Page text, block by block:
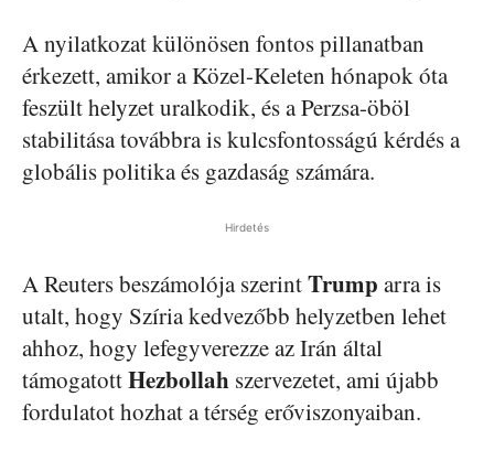
A nyilatkozat különösen fontos pillanatban
érkezett, amikor a Közel-Keleten hónapok óta
feszült helyzet uralkodik, és a Perzsa-öböl
stabilitása továbbra is kulcsfontosságú kérdés a
globális politika és gazdaság számára.
Hirdetés
A Reuters beszámolója szerintTrump arra is
utalt, hogy Szíria kedvezőbb helyzetben lehet
ahhoz, hogy lefegyverezze az Irán által
támogatottHezbollah szervezetet, ami újabb
fordulatot hozhat a térség erőviszonyaiban.